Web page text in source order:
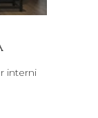
interni